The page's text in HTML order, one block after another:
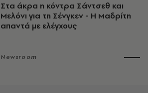
Στα άκρα η κόντρα Σάντσεθ και
Μελόνι για τη Σένγκεν - Η Μαδρίτη
απαντά με ελέγχους
Newsroom